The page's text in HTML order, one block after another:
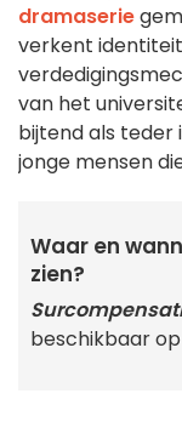
dramaserie
verkent
van het
bijtend als teder
jonge mensen
Waar en
zien?
beschikbaar op